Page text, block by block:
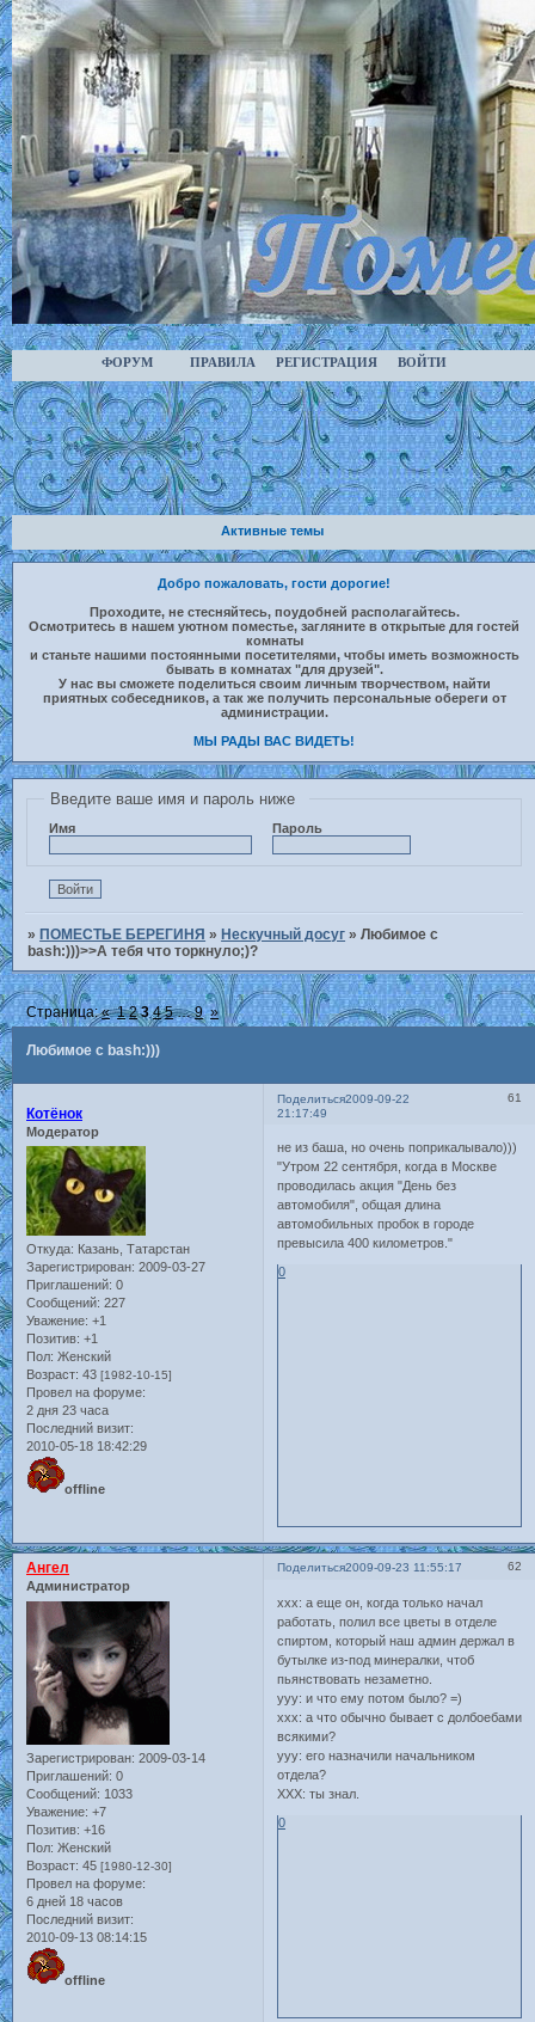
ФОРУМ ПРАВИЛА РЕГИСТРАЦИЯ ВОЙТИ
Активные темы
Добро пожаловать, гости дорогие!
Проходите, не стесняйтесь, поудобней располагайтесь.
Осмотритесь в нашем уютном поместье, загляните в открытые для гостей
комнаты
и станьте нашими постоянными посетителями, чтобы иметь возможность
бывать в комнатах "для друзей".
У нас вы сможете поделиться своим личным творчеством, найти
приятных собеседников, а так же получить персональные обереги от
администрации.
МЫ РАДЫ ВАС ВИДЕТЬ!
Введите ваше имя и пароль ниже
Имя Пароль
»ПОМЕСТЬЕ БЕРЕГИНЯ »Нескучный досуг »Любимое с
bash:)))>>А тебя что торкнуло;)?
Любимое с bash:)))
Страница:« 1 2 3 4 5 … 9 »
Поделиться 61
2009-09-22
21:17:49
Котёнок
Модератор
Откуда: Казань, Татарстан
Зарегистрирован: 2009-03-27
Приглашений: 0
Сообщений: 227
Уважение: +1
Позитив: +1
Пол: Женский
Возраст: 43 [1982-10-15]
Провел на форуме:
2 дня 23 часа
Последний визит:
2010-05-18 18:42:29
offline
не из баша, но очень поприкалывало)))
"Утром 22 сентября, когда в Москве
проводилась акция "День без
автомобиля", общая длина
автомобильных пробок в городе
превысила 400 километров."
0
Поделиться 62
2009-09-23 11:55:17
Ангел
Администратор
Зарегистрирован: 2009-03-14
Приглашений: 0
Сообщений: 1033
Уважение: +7
Позитив: +16
Пол: Женский
Возраст: 45 [1980-12-30]
Провел на форуме:
6 дней 18 часов
Последний визит:
2010-09-13 08:14:15
offline
xxx: а еще он, когда только начал
работать, полил все цветы в отделе
спиртом, который наш админ держал в
бутылке из-под минералки, чтоб
пьянствовать незаметно.
yyy: и что ему потом было? =)
xxx: а что обычно бывает с долбоебами
всякими?
yyy: его назначили начальником
отдела?
XXX: ты знал.
0